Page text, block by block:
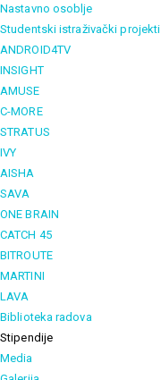
Nastavno osoblje
Studentski istraživački projekti
ANDROID4TV
INSIGHT
AMUSE
C-MORE
STRATUS
IVY
AISHA
SAVA
ONE BRAIN
CATCH 45
BITROUTE
MARTINI
LAVA
Biblioteka radova
Stipendije
Media